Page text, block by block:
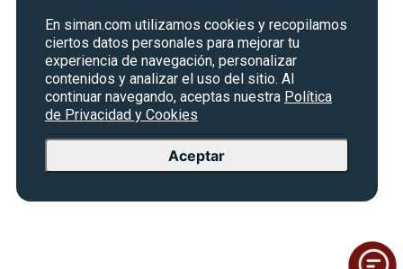
En siman.com utilizamos cookies y recopilamos
ciertos datos personales para mejorar tu
experiencia de navegación, personalizar
contenidos y analizar el uso del sitio. Al
continuar navegando, aceptas nuestra Política
de Privacidad y Cookies
Aceptar